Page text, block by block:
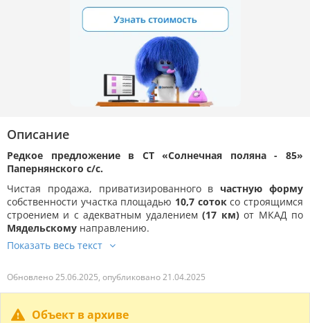
Описание
Редкое предложение в СТ «Солнечная поляна - 85»
Папернянского с/с.
Чистая продажа, приватизированного вчастную форму
собственности участка площадью 10,7 соток со строящимся
строением и с адекватным удалением(17 км)от МКАД по
Мядельскому направлению.
Обновлено 25.06.2025, опубликовано 21.04.2025
Объект в архиве